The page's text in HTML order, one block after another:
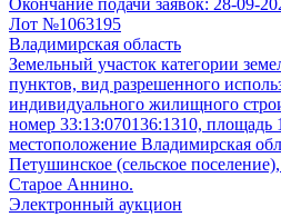
Окончание подачи заявок: 28-09-
Лот №1063195
Владимирская область
Земельный участок категории
пунктов, вид разрешенного
индивидуального жилищного
номер 33:13:070136:1310, площадь
местоположение Владимирская
Петушинское (сельское
Старое Аннино.
Электронный аукцион